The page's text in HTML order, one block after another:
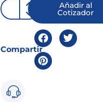
Añadir al
Cotizador
Compartir